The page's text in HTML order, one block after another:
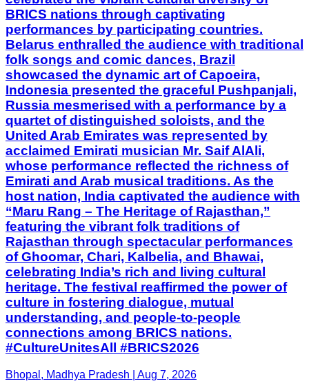
BRICS nations through captivating
performances by participating countries.
Belarus enthralled the audience with traditional
folk songs and comic dances, Brazil
showcased the dynamic art of Capoeira,
Indonesia presented the graceful Pushpanjali,
Russia mesmerised with a performance by a
quartet of distinguished soloists, and the
United Arab Emirates was represented by
acclaimed Emirati musician Mr. Saif AlAli,
whose performance reflected the richness of
Emirati and Arab musical traditions. As the
host nation, India captivated the audience with
“Maru Rang – The Heritage of Rajasthan,”
featuring the vibrant folk traditions of
Rajasthan through spectacular performances
of Ghoomar, Chari, Kalbelia, and Bhawai,
celebrating India’s rich and living cultural
heritage. The festival reaffirmed the power of
culture in fostering dialogue, mutual
understanding, and people-to-people
connections among BRICS nations.
#CultureUnitesAll #BRICS2026
Bhopal, Madhya Pradesh | Aug 7, 2026